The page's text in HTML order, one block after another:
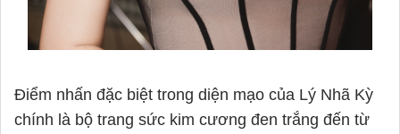
Điểm nhấn đặc biệt trong diện mạo của Lý Nhã Kỳ
chính là bộ trang sức kim cương đen trắng đến từ